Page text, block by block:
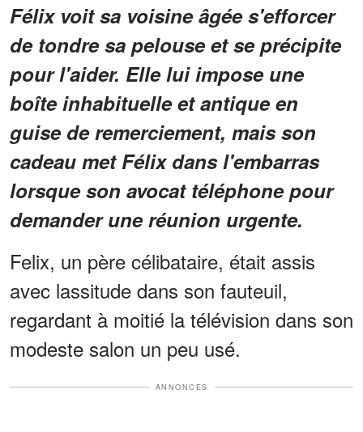
Félix voit sa voisine âgée s'efforcer
de tondre sa pelouse et se précipite
pour l'aider. Elle lui impose une
boîte inhabituelle et antique en
guise de remerciement, mais son
cadeau met Félix dans l'embarras
lorsque son avocat téléphone pour
demander une réunion urgente.
Felix, un père célibataire, était assis
avec lassitude dans son fauteuil,
regardant à moitié la télévision dans son
modeste salon un peu usé.
ANNONCES